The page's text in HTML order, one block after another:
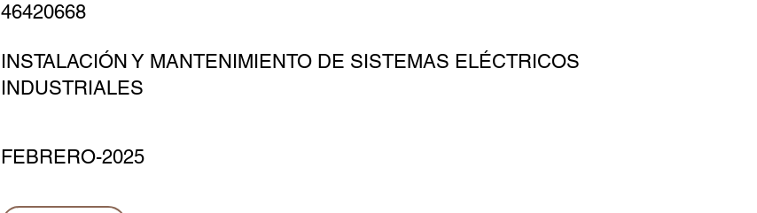
46420668
INSTALACIÓN Y MANTENIMIENTO DE SISTEMAS ELÉCTRICOS
INDUSTRIALES
FEBRERO-2025